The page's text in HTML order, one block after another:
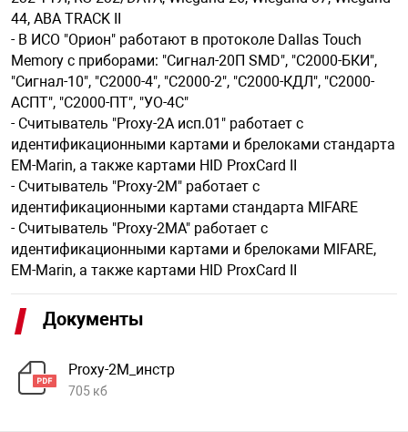
безопасность
оборудование
44, ABA TRACK II
- В ИСО "Орион" работают в протоколе Dallas Touch
Memory с приборами: "Сигнал-20П SMD", "С2000-БКИ",
"Сигнал-10", "С2000-4", "С2000-2", "С2000-КДЛ", "С2000-
АСПТ", "С2000-ПТ", "УО-4С"
- Считыватель "Proxy-2A исп.01" работает с
идентификационными картами и брелоками стандарта
EM-Marin, а также картами HID ProxCard II
- Считыватель "Proxy-2М" работает с
идентификационными картами стандарта MIFARE
- Считыватель "Proxy-2МА" работает с
идентификационными картами и брелоками MIFARE,
EM-Marin, а также картами HID ProxCard II
Документы
Proxy-2М_инстр
705 кб